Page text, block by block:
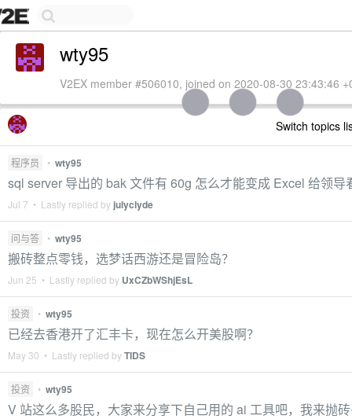
wty95
V2EX member #506010, joined on 2020-08-30 23:43:46
Switch topics
程序员 • wty95
sql server 导出的 bak 文件有 60g 怎么才能变成 Excel 给领导
Jul 7 • Lastly replied by julyclyde
问与答 • wty95
搬砖整点零钱，选梦话西游还是冒险岛？
Jun 25 • Lastly replied by UxCZbWShjEsL
投资 • wty95
已经去香港开了汇丰卡，现在怎么开美股啊？
May 30 • Lastly replied byTIDS
投资 • wty95
V 站这么多股民，大家来分享下自己用的 ai 工具吧，我来抛